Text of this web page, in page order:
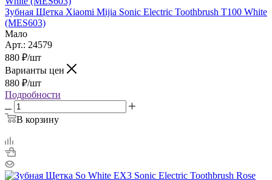
Зубная Щетка Xiaomi Mijia Sonic Electric Toothbrush T100 White
(MES603)
Мало
Арт.: 24579
880 ₽/шт
Варианты цен
880 ₽/шт
Подробности
В корзину